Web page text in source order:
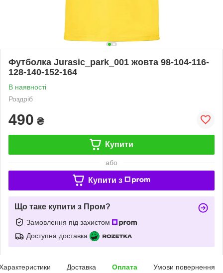
Футболка Jurasic_park_001 жовта 98-104-116-
128-140-152-164
В наявності
Роздріб
490 ₴
Купити
або
Купити з
Що таке купити з Пром?
Замовлення під захистом
Доступна доставка
Доставка Оплата Умови повернення